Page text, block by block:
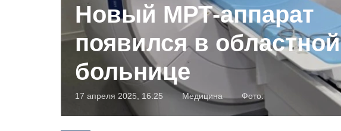
Новый МРТ-аппарат
появился в областной
больнице
17 апреля 2025, 16:25 Медицина Фото: